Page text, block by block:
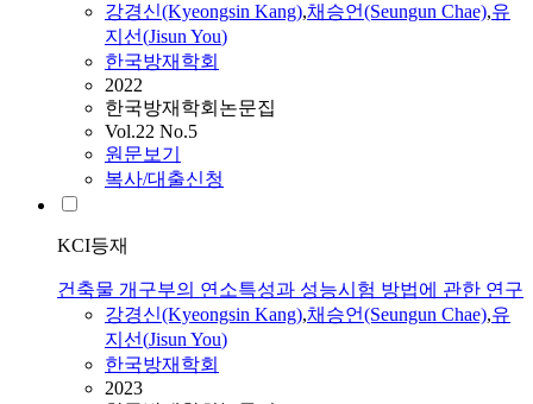
강경신(Kyeongsin Kang),채승언(Seungun Chae),유
지선(JisunYou)
한국방재학회
2022
한국방재학회논문집
Vol.22 No.5
원문보기
복사/대출신청
KCI등재
건축물 개구부의 연소특성과 성능시험 방법에 관한 연구
강경신(Kyeongsin Kang),채승언(Seungun Chae),유
지선(JisunYou)
한국방재학회
2023